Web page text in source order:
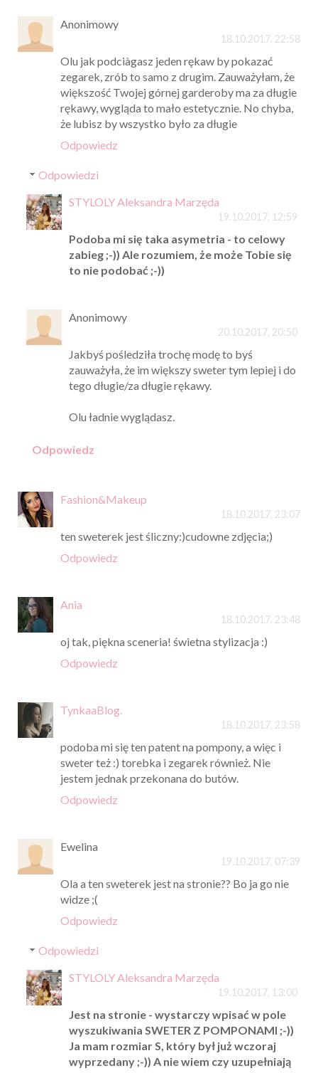
Anonimowy
18.10.2017, 22:58
Olu jak podciàgasz jeden rękaw by pokazać
zegarek, zrób to samo z drugim. Zauważyłam, że
większość Twojej górnej garderoby ma za długie
rękawy, wygląda to mało estetycznie. No chyba,
że lubisz by wszystko było za długie
Odpowiedz
Odpowiedzi
STYLOLY Aleksandra Marzęda
19.10.2017, 12:59
Podoba mi się taka asymetria - to celowy
zabieg ;-)) Ale rozumiem, że może Tobie się
to nie podobać ;-))
Anonimowy
20.10.2017, 20:50
Jakbyś pośledziła trochę modę to byś
zauważyła, że im większy sweter tym lepiej i do
tego długie/za długie rękawy.
Olu ładnie wyglądasz.
Odpowiedz
Fashion&Makeup
18.10.2017, 23:07
ten sweterek jest śliczny:)cudowne zdjęcia;)
Odpowiedz
Ania
18.10.2017, 23:48
oj tak, piękna sceneria! świetna stylizacja :)
Odpowiedz
TynkaaBlog.
18.10.2017, 23:58
podoba mi się ten patent na pompony, a więc i
sweter też :) torebka i zegarek również. Nie
jestem jednak przekonana do butów.
Odpowiedz
Ewelina
19.10.2017, 07:39
Ola a ten sweterek jest na stronie?? Bo ja go nie
widze ;(
Odpowiedz
Odpowiedzi
STYLOLY Aleksandra Marzęda
19.10.2017, 13:00
Jest na stronie - wystarczy wpisać w pole
wyszukiwania SWETER Z POMPONAMI ;-))
Ja mam rozmiar S, który był już wczoraj
wyprzedany ;-)) A nie wiem czy uzupełniają